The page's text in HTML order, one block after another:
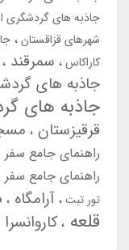
جاذبه های گردشگری
شهرهای قزاقستان
کاراکاس
سمرقند
جاذبه های
جاذبه های
قرقیزستان
راهنمای جامع سفر
راهنمای جامع سفر
تور تبت آرامگاه
قلعه کاروانسرا